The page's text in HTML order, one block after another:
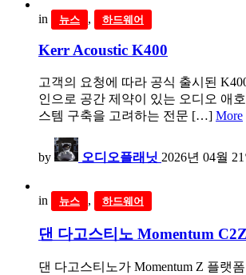
in 뉴스 , 하드웨어
Kerr Acoustic K400
고객의 요청에 따라 공식 출시된
인으로 공간 제약이 있는 오디오 애
스템 구축을 고려하는 전문 […] More
by 오디오플래닛 2026년 04월
in 뉴스 , 하드웨어
댄 다고스티노 Momentum C2Z
댄 다고스티노가 Momentum Z 플랫